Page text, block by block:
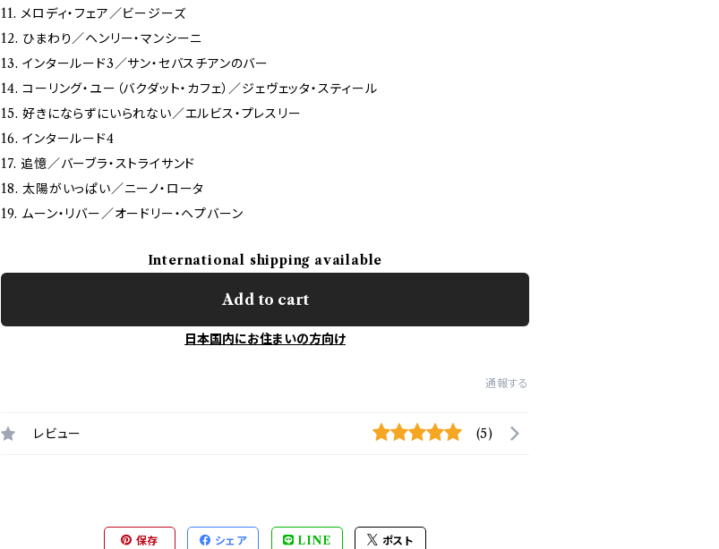
11. メロディ・フェア／ビージーズ
12. ひまわり／ヘンリー・マンシーニ
13. インタールード3／サン・セバスチアンのバー
14. コーリング・ユー（バクダット・カフェ）／ジェヴェッタ・スティール
15. 好きにならずにいられない／エルビス・プレスリー
16. インタールード4
17. 追憶／バーブラ・ストライサンド
18. 太陽がいっぱい／ニーノ・ロータ
19. ムーン・リバー／オードリー・ヘプバーン
International shipping available
Add to cart
日本国内にお住まいの方向け
通報する
レビュー (5)
保存 シェア LINE ポスト